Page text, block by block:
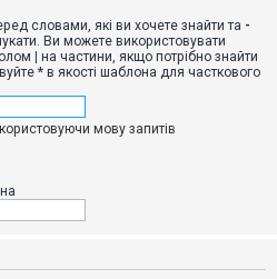
словами, які ви хочете знайти та -
Ви можете використовувати
| на частини, якщо потрібно знайти
* в якості шаблона для часткового
мову запитів